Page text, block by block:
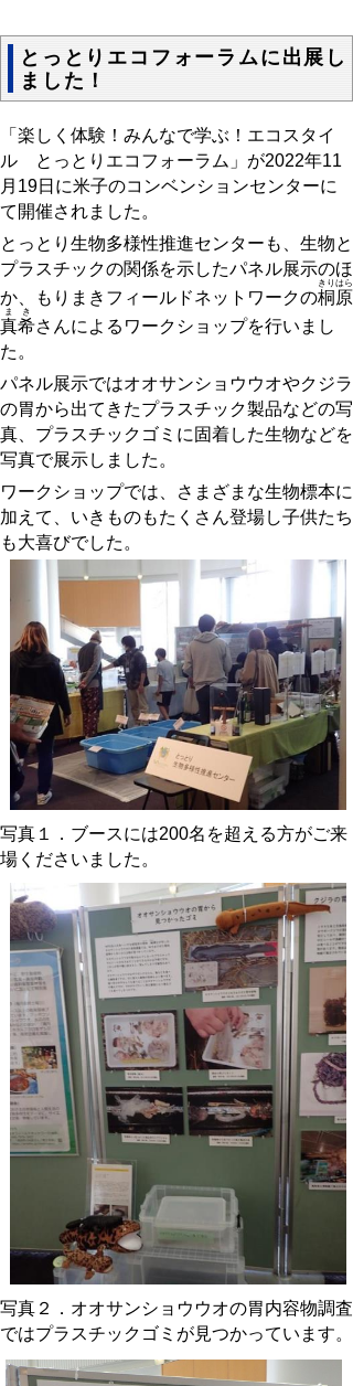
とっとりエコフォーラムに出展し
ました！
「楽しく体験！みんなで学ぶ！エコスタイ
ル とっとりエコフォーラム」が2022年11
月 19日に米子のコンベンションセンターに
て開催されました。
とっとり生物多様性推進センターも、生物と
プラスチックの関係を示したパネル展示のほ
か、もりまきフィールドネットワークの桐原
きりはら
真
ま
希
き
さんによるワークショップを行いまし
た。
パネル展示ではオオサンショウウオやクジラ
の胃から出てきたプラスチック製品などの写
真、プラスチックゴミに固着した生物などを
写真で展示しました。
ワークショップでは、さまざまな生物標本に
加えて、いきものもたくさん登場し子供たち
も大喜びでした。
写真１．ブースには200名を超える方がご来
場くださいました。
写真２．オオサンショウウオの胃内容物調査
ではプラスチックゴミが見つかっています。